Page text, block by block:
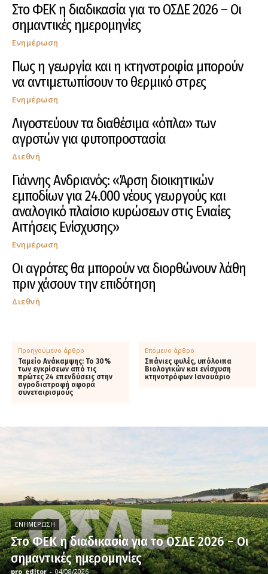
Στο ΦΕΚ η διαδικασία για το ΟΣΔΕ 2026 – Οι
σημαντικές ημερομηνίες
Ενημέρωση
Πως η γεωργία και η κτηνοτροφία μπορούν
να αντιμετωπίσουν το θερμικό στρες
Ενημέρωση
Λιγοστεύουν τα διαθέσιμα «όπλα» των
αγροτών για φυτοπροστασία
Διεθνή
Γιάννης Ανδριανός: «Άρση διοικητικών
εμποδίων για 24.000 νέους γεωργούς και
αναλογικό πλαίσιο κυρώσεων στις Ενιαίες
Αιτήσεις Ενίσχυσης»
Ενημέρωση
Οι αγρότες θα μπορούν να διορθώνουν λάθη
πριν χάσουν την επιδότηση
Διεθνή
Προηγούμενο άρθρο
Ταμείο Ανάκαμψης: Το 30%
των εγκρίσεων από τις
πρώτες 24 επενδύσεις στην
αγροδιατροφή αφορά
συνεταιρισμούς
Επόμενο άρθρο
Σπάνιες φυλές, υπόλοιπα
Βιολογικών και ενίσχυση
κτηνοτρόφων Ιανουάριο
ΕΝΗΜΈΡΩΣΗ
Στο ΦΕΚ η διαδικασία για το ΟΣΔΕ 2026 – Οι
σημαντικές ημερομηνίες
pro_editor - 04/08/2026